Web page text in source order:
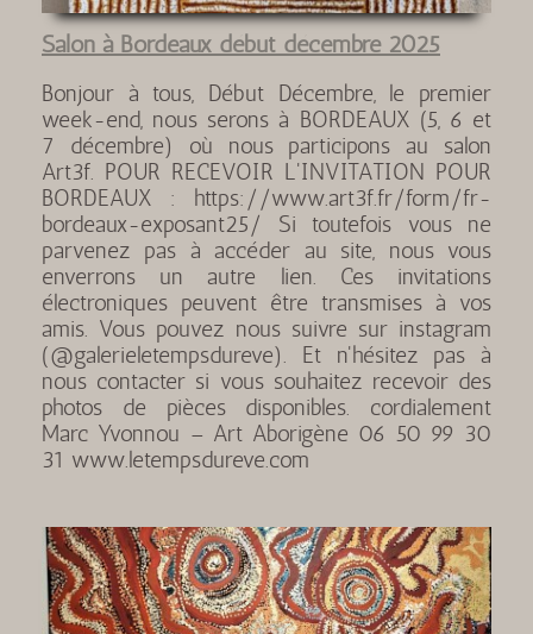
Salon à Bordeaux début décembre 2025
Bonjour à tous, Début Décembre, le premier
week-end, nous serons à BORDEAUX (5, 6 et
7 décembre) où nous participons au salon
Art3f. POUR RECEVOIR L'INVITATION POUR
BORDEAUX : https://www.art3f.fr/form/fr-
bordeaux-exposant25/ Si toutefois vous ne
parvenez pas à accéder au site, nous vous
enverrons un autre lien. Ces invitations
électroniques peuvent être transmises à vos
amis. Vous pouvez nous suivre sur instagram
(@galerieletempsdureve). Et n'hésitez pas à
nous contacter si vous souhaitez recevoir des
photos de pièces disponibles. cordialement
Marc Yvonnou – Art Aborigène 06 50 99 30
31 www.letempsdureve.com